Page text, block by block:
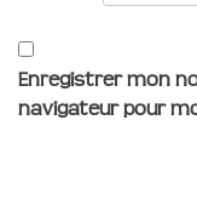
Enregistrer mon
navigateur pour